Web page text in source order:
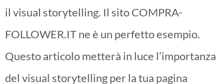
il visual storytelling. Il sito COMPRA-
FOLLOWER.IT ne è un perfetto esempio.
Questo articolo metterà in luce l’importanza
del visual storytelling per la tua pagina